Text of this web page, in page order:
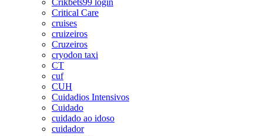
Critical Care
cruises
cruizeiros
Cruzeiros
cryodon taxi
CT
cuf
CUH
Cuidadios Intensivos
Cuidado
cuidado ao idoso
cuidador